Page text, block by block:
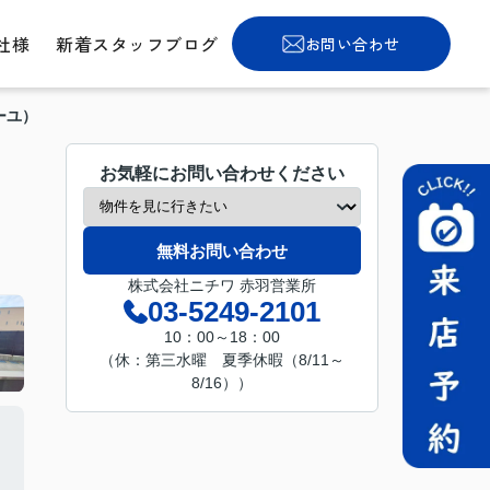
様 新着スタッフブログ お問い合わせ
）
お気軽にお問い合わせください
無料お問い合わせ
株式会社ニチワ 赤羽営業所
03-5249-2101
10：00～18：00
（休：第三水曜 夏季休暇（8/11～
8/16））